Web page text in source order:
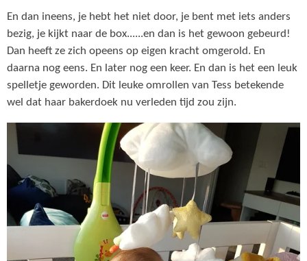
En dan ineens, je hebt het niet door, je bent met iets anders
bezig, je kijkt naar de box......en dan is het gewoon gebeurd!
Dan heeft ze zich opeens op eigen kracht omgerold. En
daarna nog eens. En later nog een keer. En dan is het een leuk
spelletje geworden. Dit leuke omrollen van Tess betekende
wel dat haar bakerdoek nu verleden tijd zou zijn.